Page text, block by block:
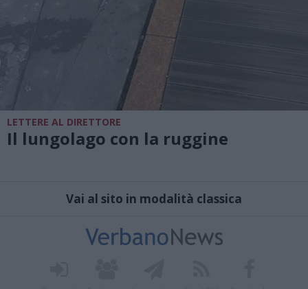
LETTERE AL DIRETTORE
Il lungolago con la ruggine
Vai al sito in modalità classica